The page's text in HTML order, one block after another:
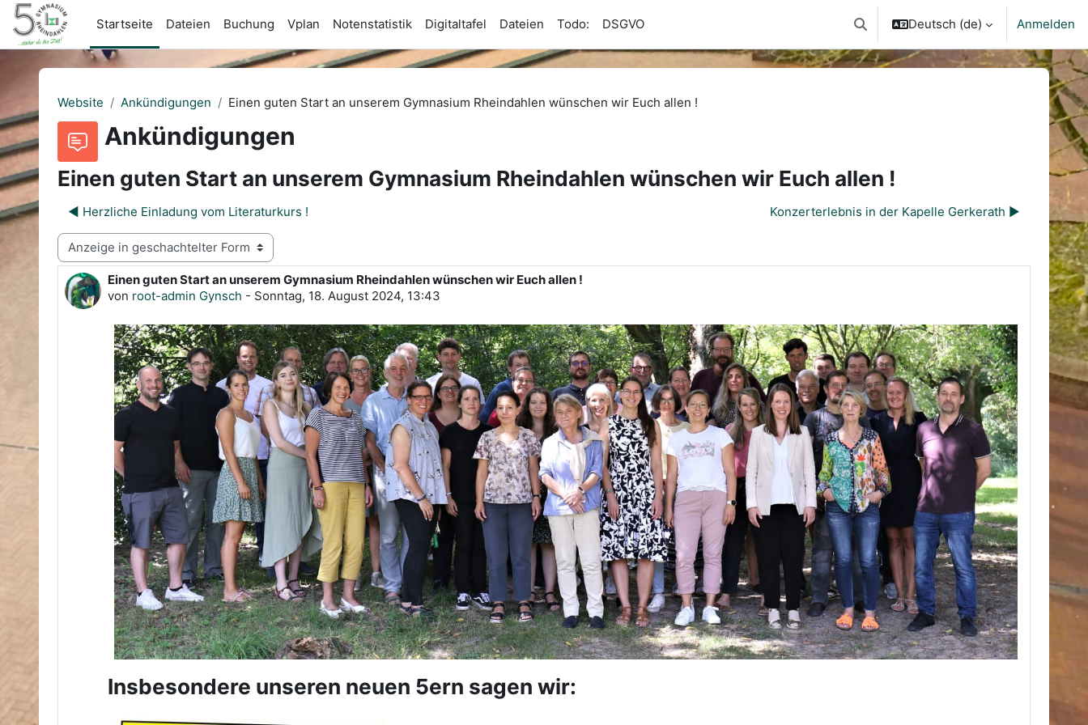
Zum Hauptinhalt
Startseite
Dateien Buchung Vplan Notenstatistik Digitaltafel Dateien Todo: DSGVO Sucheingabe umschalten
Deutsch ‎(de)‎ Anmelden
Website Ankündigungen Einen guten Start an unserem Gymnasium Rheindahlen wünschen wir Euch allen !
Ankündigungen
Einen guten Start an unserem Gymnasium Rheindahlen wünschen wir Euch allen !
◀︎ Herzliche Einladung vom Literaturkurs ! Konzerterlebnis in der Kapelle Gerkerath ▶︎
Anzeigemodus
Einen guten Start an unserem Gymnasium Rheindahlen wünschen wir Euch allen !
von root-admin Gynsch - Sonntag, 18. August 2024, 13:43
Anzahl Antworten: 0
Insbesondere unseren neuen 5ern sagen wir: